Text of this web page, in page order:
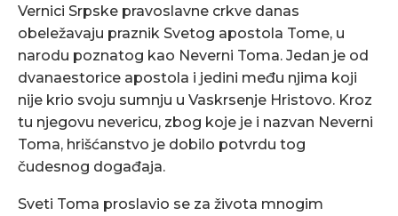
Vernici Srpske pravoslavne crkve danas
obeležavaju praznik Svetog apostola Tome, u
narodu poznatog kao Neverni Toma. Jedan je od
dvanaestorice apostola i jedini među njima koji
nije krio svoju sumnju u Vaskrsenje Hristovo. Kroz
tu njegovu nevericu, zbog koje je i nazvan Neverni
Toma, hrišćanstvo je dobilo potvrdu tog
čudesnog događaja.
Sveti Toma proslavio se za života mnogim